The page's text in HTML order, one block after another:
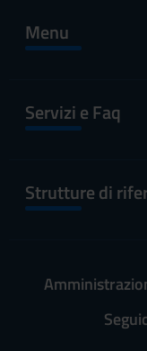
Menu
Servizi e Faq
Strutture di